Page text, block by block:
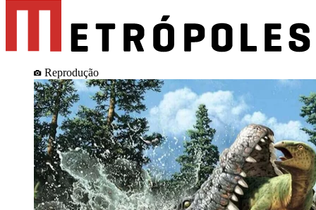
Reprodução